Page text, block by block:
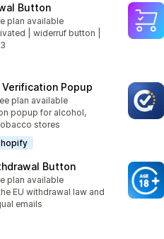
Button
plan available
| widerruf button |
Verification Popup
plan available
popup for alcohol,
stores
Button
plan available
EU withdrawal law and
emails